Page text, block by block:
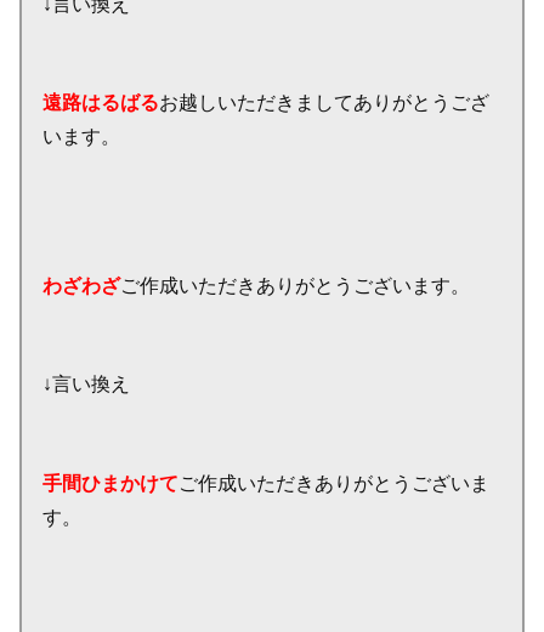
遠路はるばるお越しいただきましてありがとうござ
います。
わざわざご作成いただきありがとうございます。
↓言い換え
手間ひまかけてご作成いただきありがとうございま
す。